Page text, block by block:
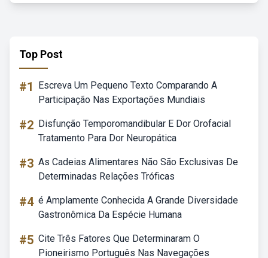
Top Post
#1
Escreva Um Pequeno Texto Comparando A
Participação Nas Exportações Mundiais
#2 Disfunção Temporomandibular E Dor Orofacial
Tratamento Para Dor Neuropática
#3 As Cadeias Alimentares Não São Exclusivas De
Determinadas Relações Tróficas
#4 é Amplamente Conhecida A Grande Diversidade
Gastronômica Da Espécie Humana
#5 Cite Três Fatores Que Determinaram O
Pioneirismo Português Nas Navegações